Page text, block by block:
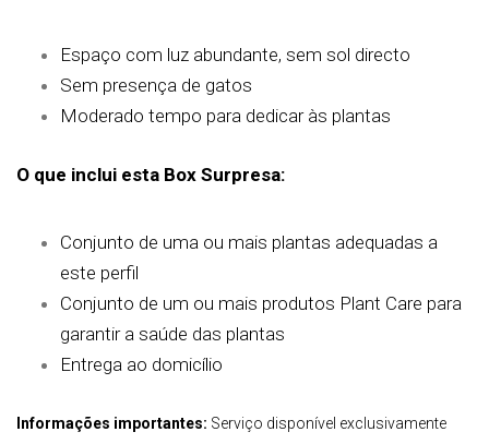
Espaço com luz abundante, sem sol directo
Sem presença de gatos
Moderado tempo para dedicar às plantas
O que inclui esta Box Surpresa:
Conjunto de uma ou mais plantas adequadas a
este perfil
Conjunto de um ou mais produtos Plant Care para
garantir a saúde das plantas
Entrega ao domicílio
Informações importantes: Serviço disponível exclusivamente